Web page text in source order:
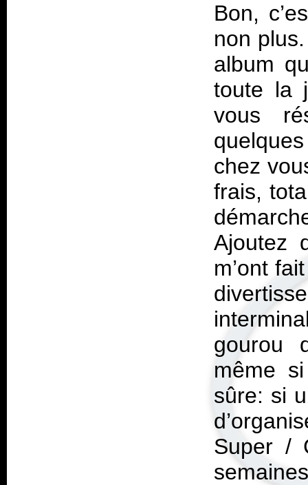
Bon,
non
album
toute la
vous
chez
frais,
Ajoutez
m’ont
gourou
même
sûre: si
Super /